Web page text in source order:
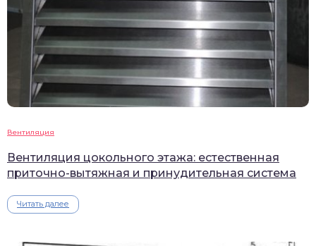
Вентиляция
Вентиляция цокольного этажа: естественная
приточно-вытяжная и принудительная система
Читать далее